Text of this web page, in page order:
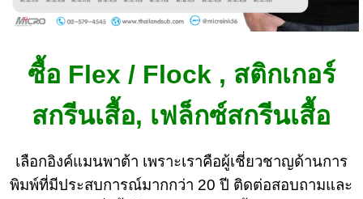
ซื้อ Flex / Flock , สติกเกอร์
สกรีนเสื้อ, เฟล็กซ์สกรีนเสื้อ
เลือกอิงค์แมนพาต้า เพราะเราคือผู้เชี่ยวชาญด้านการ
พิมพ์ที่มีประสบการณ์มากกว่า 20 ปี ติดต่อสอบถามและ